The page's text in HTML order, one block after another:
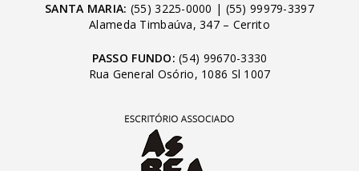
SANTA MARIA: (55) 3225-0000 | (55) 99979-3397
Alameda Timbaúva, 347 – Cerrito
PASSO FUNDO: (54) 99670-3330
Rua General Osório, 1086 Sl 1007